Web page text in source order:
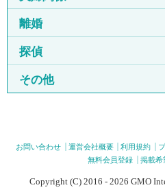
離婚
探偵
その他
お問い合わせ 運営会社概要 利用規約
無料会員登録
掲載希
Copyright (C) 2016 - 2026 GMO